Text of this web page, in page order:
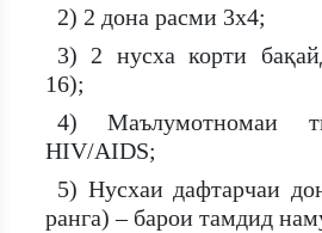
2) 2 дона расми 3х4;
3) 2 нусха корти
16);
4) Маълумотномаи
HIV/AIDS;
5) Нусхаи дафтарчаи
ранга) – барои тамдид